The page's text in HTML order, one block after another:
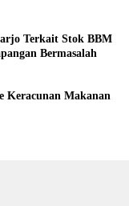
Terkait Stok BBM
Bermasalah
Keracunan Makanan